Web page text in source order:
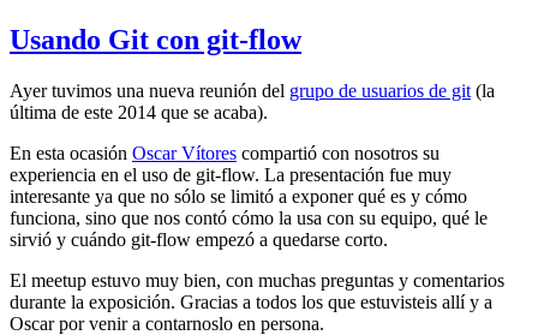
Usando Git con git-flow
Ayer tuvimos una nueva reunión del grupo de usuarios de git (la
última de este 2014 que se acaba).
En esta ocasión Oscar Vítores compartió con nosotros su
experiencia en el uso de git-flow. La presentación fue muy
interesante ya que no sólo se limitó a exponer qué es y cómo
funciona, sino que nos contó cómo la usa con su equipo, qué le
sirvió y cuándo git-flow empezó a quedarse corto.
El meetup estuvo muy bien, con muchas preguntas y comentarios
durante la exposición. Gracias a todos los que estuvisteis allí y a
Oscar por venir a contarnoslo en persona.